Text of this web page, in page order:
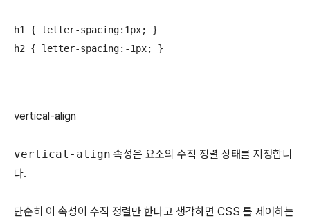
h1 { letter-spacing:1px; }
h2 { letter-spacing:-1px; }
vertical-align
vertical-align 속성은 요소의 수직 정렬 상태를 지정합니
다.
단순히 이 속성이 수직 정렬만 한다고 생각하면 CSS 를 제어하는